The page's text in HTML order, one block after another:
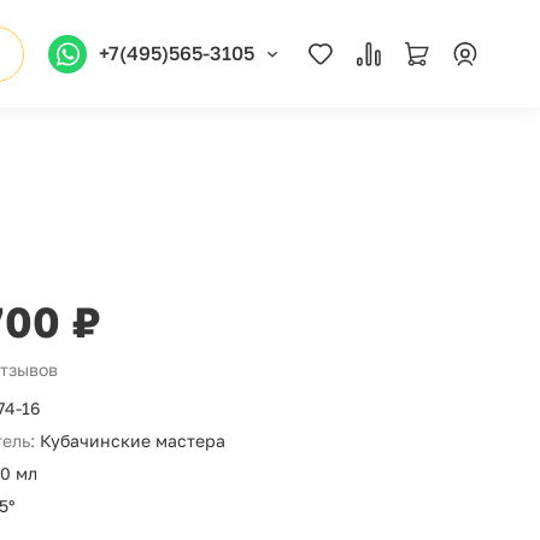
+7(495)565-3105
₽
16
Кубачинские мастера
мл